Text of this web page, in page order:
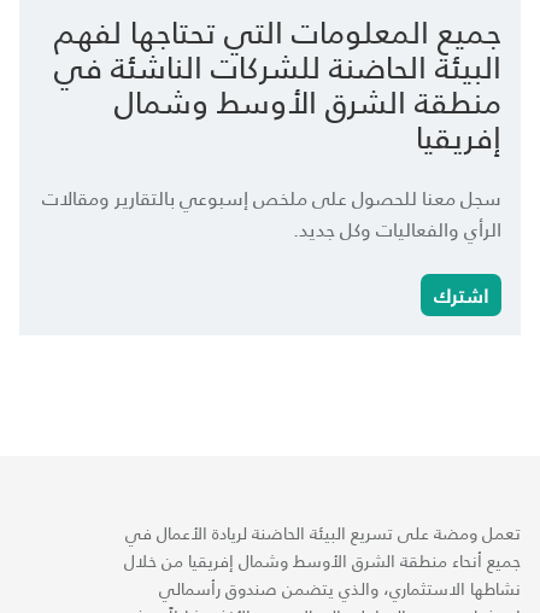
جميع المعلومات التي تحتاجها لفهم
البيئة الحاضنة للشركات الناشئة في
منطقة الشرق الأوسط وشمال
إفريقيا
سجل معنا للحصول على ملخص إسبوعي بالتقارير ومقالات
الرأي والفعاليات وكل جديد.
اشترك
تعمل ومضة على تسريع البيئة الحاضنة لريادة الأعمال في
جميع أنحاء منطقة الشرق الأوسط وشمال إفريقيا من خلال
نشاطها الاستثماري، والذي يتضمن صندوق رأسمالي